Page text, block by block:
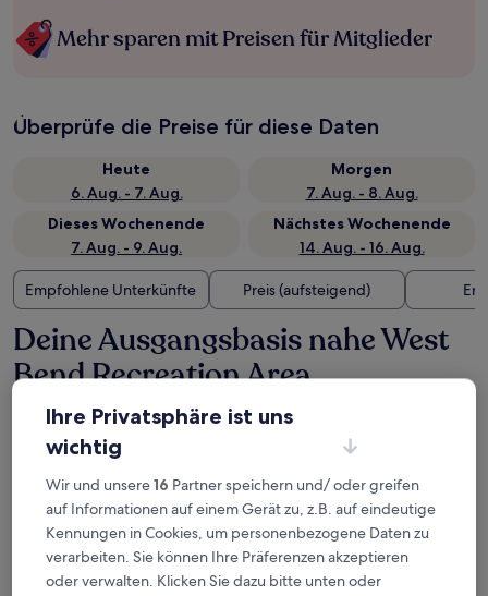
Mehr sparen mit Preisen für Mitglieder
Überprüfe die Preise für diese Daten
Heute
6. Aug. - 7. Aug.
Morgen
7. Aug. - 8. Aug.
Dieses Wochenende
7. Aug. - 9. Aug.
Nächstes Wochenende
14. Aug. - 16. Aug.
Empfohlene Unterkünfte Preis (aufsteigend)
Deine Ausgangsbasis nahe West
Bend Recreation Area
Andere Sehenswürdigkeiten in
der Nähe von: West Bend
Recreation Area
Ihre Privatsphäre ist uns
wichtig
Wir und unsere16 Partner speichern und/ oder greifen
auf Informationen auf einem Gerät zu, z.B. auf eindeutige
Kennungen in Cookies, um personenbezogene Daten zu
verarbeiten. Sie können Ihre Präferenzen akzeptieren
oder verwalten. Klicken Sie dazu bitte unten oder